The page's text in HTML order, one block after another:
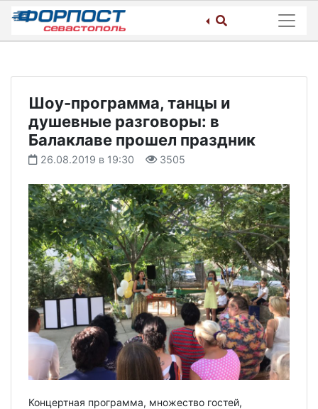
Skip
content
Шоу-программа, танцы и
душевные разговоры: в
Балаклаве прошел праздник
26.08.2019 в 19:30 3505
Концертная программа, множество гостей,